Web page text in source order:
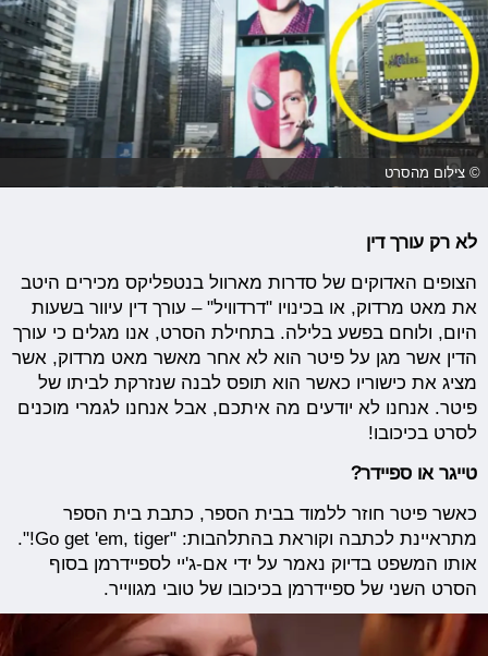
© צילום מהסרט
לא רק עורך דין
הצופים האדוקים של סדרות מארוול בנטפליקס מכירים היטב
את מאט מרדוק, או בכינויו "דרדוויל" – עורך דין עיוור בשעות
היום, ולוחם בפשע בלילה. בתחילת הסרט, אנו מגלים כי עורך
הדין אשר מגן על פיטר הוא לא אחר מאשר מאט מרדוק, אשר
מציג את כישוריו כאשר הוא תופס לבנה שנזרקת לביתו של
פיטר. אנחנו לא יודעים מה איתכם, אבל אנחנו לגמרי מוכנים
לסרט בכיכובו!
טייגר או ספיידר?
כאשר פיטר חוזר ללמוד בבית הספר, כתבת בית הספר
מתראיינת לכתבה וקוראת בהתלהבות: "Go get 'em, tiger!".
אותו המשפט בדיוק נאמר על ידי אם-ג'יי לספיידרמן בסוף
הסרט השני של ספיידרמן בכיכובו של טובי מגווייר.